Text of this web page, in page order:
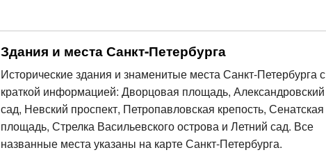
Здания и места Санкт-Петербурга
Исторические здания и знаменитые места Санкт-Петербурга с
краткой информацией: Дворцовая площадь, Александровский
сад, Невский проспект, Петропавловская крепость, Сенатская
площадь, Стрелка Васильевского острова и Летний сад. Все
названные места указаны на карте Санкт-Петербурга.